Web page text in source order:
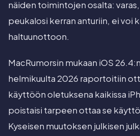
näiden toimintojen osalta:
peukalosi kerran anturiin, ei voi
haltuunottoon.
MacRumorsin mukaan iOS
helmikuulta 2026 raportoitiin
käyttöön oletuksena kaikissa
poistaisi tarpeen ottaa se
Kyseisen muutoksen julkisen